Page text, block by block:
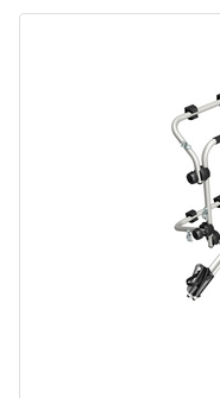
kompatibel mit